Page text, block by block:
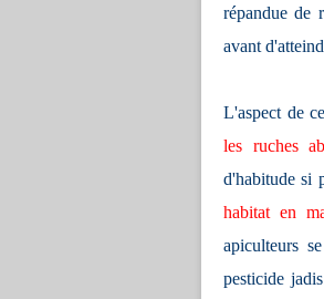
répandue de
avant
L'aspect de
les ruches
d'habitude si
habitat en
apiculteurs
pesticide